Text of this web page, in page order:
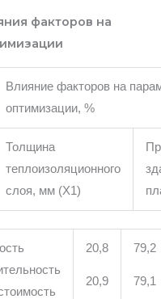
факторов на
Влияние факторов на
оптимизации, %
Толщина
теплоизоляционного
слоя, мм (X1)
20,8
20,9
79,2
79,1